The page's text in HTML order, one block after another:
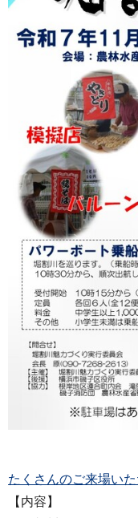
たくさんのご来場い
【内容】